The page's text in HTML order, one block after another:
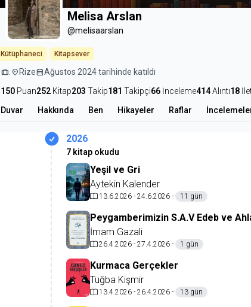
Melisa Arslan
@melisaarslan
Kütüphaneci Kitapsever
trip location_on Rizecalendar_monthAğustos 2024 tarihinde katıldı
150 Puan252 Kitap203 Takip181 Takipçi66 İnceleme414Alıntı18
Duvar
Hakkında Ben Hikayeler Raflar
2026
7 kitap okudu
Yeşil ve Gri
Aytekin Kalender
13.6.2026 - 24.6.2026 - 11 gün
Peygamberimizin S.A.V Edeb ve
İmam Gazali
26.4.2026 - 27.4.2026 - 1 gün
Kurmaca Gerçekler
Tuğba Kişmir
13.4.2026 - 26.4.2026 - 13 gün